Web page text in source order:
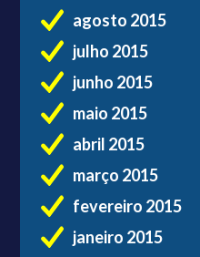
agosto 2015
julho 2015
junho 2015
maio 2015
abril 2015
março 2015
fevereiro 2015
janeiro 2015